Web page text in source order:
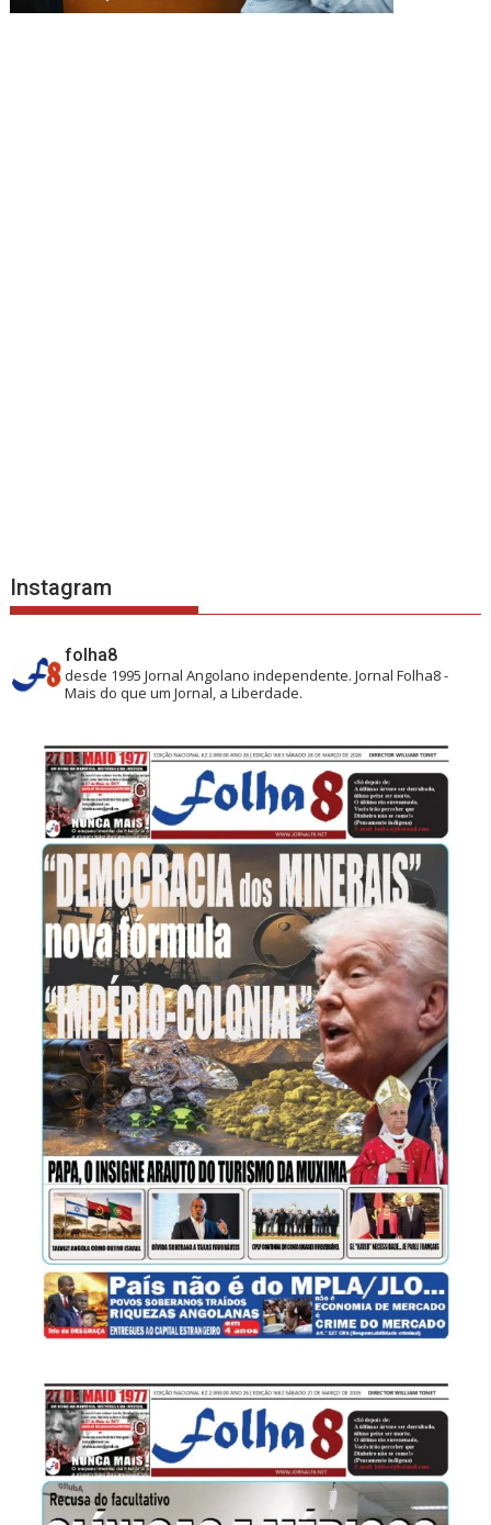
Instagram
folha8
desde 1995 Jornal Angolano independente.Jornal Folha8 -
Mais do que um Jornal, a Liberdade.